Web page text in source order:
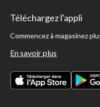
Téléchargez l'appli
Commencez à magasinez
En savoir plus